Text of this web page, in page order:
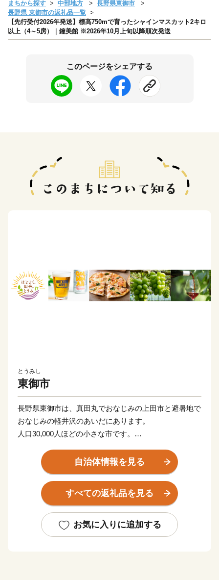
まちから探す 中部地方
長野県東御市
長野県 東御市の返礼品一覧
【先行受付2026年発送】標高750mで育ったシャインマスカット2キロ
以上（4～5房）｜鐘美館 ※2026年10月上旬以降順次発送
このページをシェアする
とうみし
東御市
長野県東御市は、真田丸でおなじみの上田市と避暑地で
おなじみの軽井沢のあいだにあります。
人口30,000人ほどの小さな市です。
ので年間通じて住みやすいまちです。
「とうみ」とも読めないし、ちょっと知名度が低いかも
しれない。でもとにかく、良いまちなんです。
新幹線をつかえば、東京から90分。
上信越道自動車道東部湯の丸インターチェンジもあり、
自治体情報を見る
すべての返礼品を見る
お気に入りに追加する